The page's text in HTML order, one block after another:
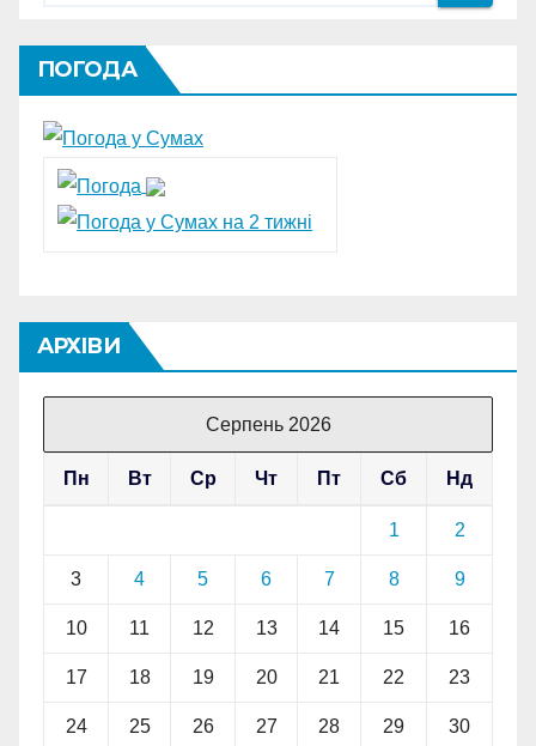
ПОГОДА
АРХІВИ
Серпень 2026
Пн Вт Ср Чт Пт Сб Нд
1 2
3 4 5 6 7 8 9
10 11 12 13 14 15 16
17 18 19 20 21 22 23
24 25 26 27 28 29 30